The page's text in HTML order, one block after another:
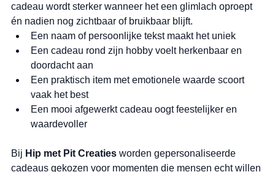
cadeau wordt sterker wanneer het een glimlach oproept
én nadien nog zichtbaar of bruikbaar blijft.
Een naam of persoonlijke tekst maakt het uniek
Een cadeau rond zijn hobby voelt herkenbaar en
doordacht aan
Een praktisch item met emotionele waarde scoort
vaak het best
Een mooi afgewerkt cadeau oogt feestelijker en
waardevoller
Bij Hip met Pit Creaties worden gepersonaliseerde
cadeaus gekozen voor momenten die mensen echt willen